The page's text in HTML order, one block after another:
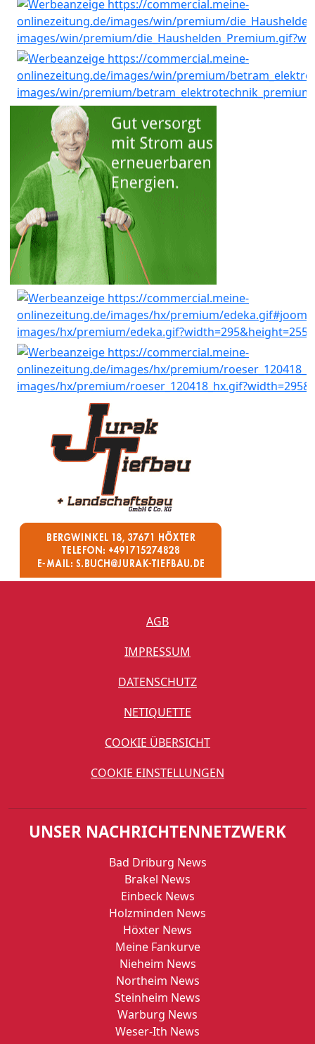
AGB
IMPRESSUM
DATENSCHUTZ
NETIQUETTE
COOKIE ÜBERSICHT
COOKIE EINSTELLUNGEN
UNSER NACHRICHTENNETZWERK
Bad Driburg News
Brakel News
Einbeck News
Holzminden News
Höxter News
Meine Fankurve
Nieheim News
Northeim News
Steinheim News
Warburg News
Weser-Ith News